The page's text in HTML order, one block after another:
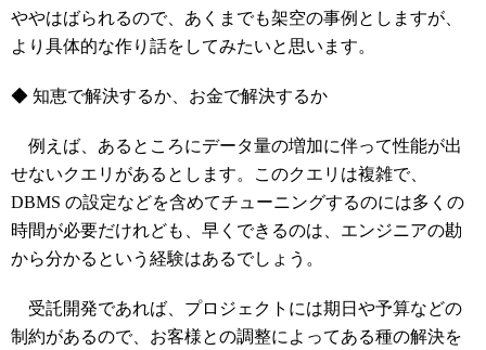
ややはばられるので、あくまでも架空の事例としますが、
より具体的な作り話をしてみたいと思います。
◆ 知恵で解決するか、お金で解決するか
例えば、あるところにデータ量の増加に伴って性能が出
せないクエリがあるとします。このクエリは複雑で、
DBMS の設定などを含めてチューニングするのには多くの
時間が必要だけれども、早くできるのは、エンジニアの勘
から分かるという経験はあるでしょう。
受託開発であれば、プロジェクトには期日や予算などの
制約があるので、お客様との調整によってある種の解決を